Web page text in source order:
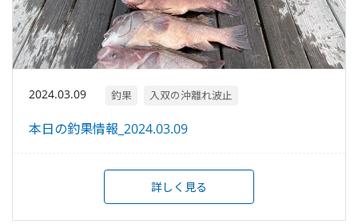
2024.03.09 釣果 入双の沖離れ波止
本日の釣果情報_2024.03.09
詳しく見る